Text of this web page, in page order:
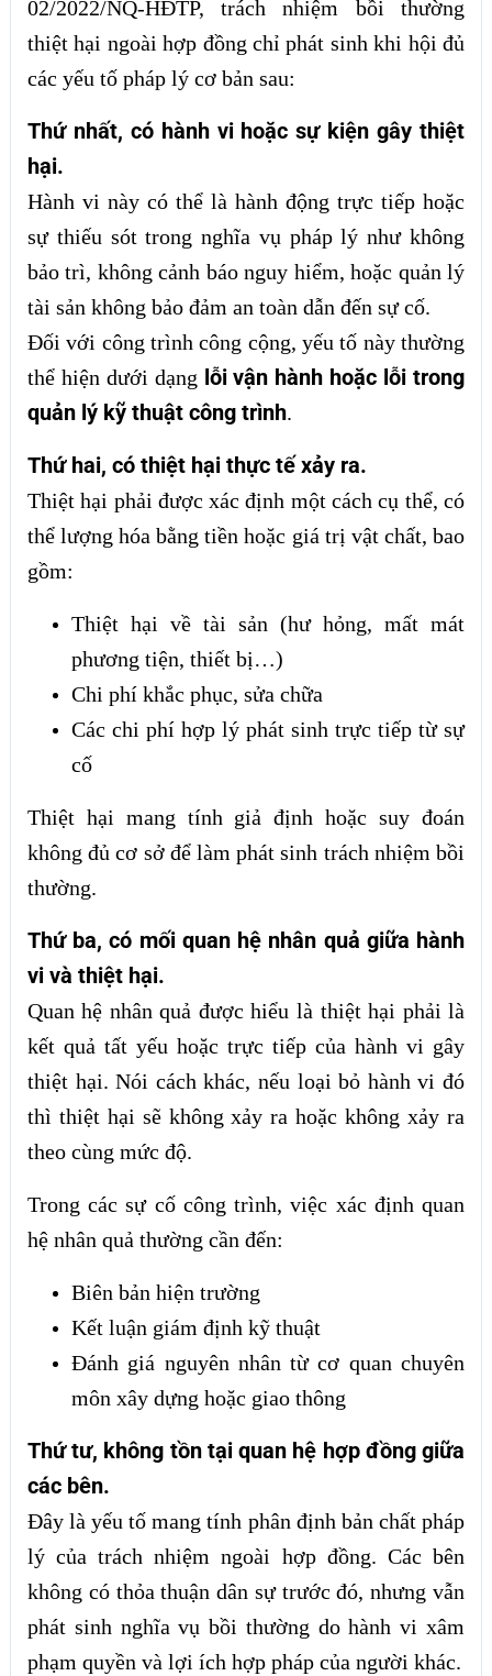
02/2022/NQ-HĐTP, trách nhiệm bồi thường
thiệt hại ngoài hợp đồng chỉ phát sinh khi hội đủ
các yếu tố pháp lý cơ bản sau:
Thứ nhất, có hành vi hoặc sự kiện gây thiệt
hại.
Hành vi này có thể là hành động trực tiếp hoặc
sự thiếu sót trong nghĩa vụ pháp lý như không
bảo trì, không cảnh báo nguy hiểm, hoặc quản lý
tài sản không bảo đảm an toàn dẫn đến sự cố.
Đối với công trình công cộng, yếu tố này thường
thể hiện dưới dạng lỗi vận hành hoặc lỗi trong
quản lý kỹ thuật công trình.
Thứ hai, có thiệt hại thực tế xảy ra.
Thiệt hại phải được xác định một cách cụ thể, có
thể lượng hóa bằng tiền hoặc giá trị vật chất, bao
gồm:
Thiệt hại về tài sản (hư hỏng, mất mát
phương tiện, thiết bị…)
Chi phí khắc phục, sửa chữa
Các chi phí hợp lý phát sinh trực tiếp từ sự
cố
Thiệt hại mang tính giả định hoặc suy đoán
không đủ cơ sở để làm phát sinh trách nhiệm bồi
thường.
Thứ ba, có mối quan hệ nhân quả giữa hành
vi và thiệt hại.
Quan hệ nhân quả được hiểu là thiệt hại phải là
kết quả tất yếu hoặc trực tiếp của hành vi gây
thiệt hại. Nói cách khác, nếu loại bỏ hành vi đó
thì thiệt hại sẽ không xảy ra hoặc không xảy ra
theo cùng mức độ.
Trong các sự cố công trình, việc xác định quan
hệ nhân quả thường cần đến:
Biên bản hiện trường
Kết luận giám định kỹ thuật
Đánh giá nguyên nhân từ cơ quan chuyên
môn xây dựng hoặc giao thông
Thứ tư, không tồn tại quan hệ hợp đồng giữa
các bên.
Đây là yếu tố mang tính phân định bản chất pháp
lý của trách nhiệm ngoài hợp đồng. Các bên
không có thỏa thuận dân sự trước đó, nhưng vẫn
phát sinh nghĩa vụ bồi thường do hành vi xâm
phạm quyền và lợi ích hợp pháp của người khác.